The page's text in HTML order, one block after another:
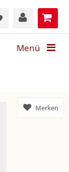
Menü
Merken